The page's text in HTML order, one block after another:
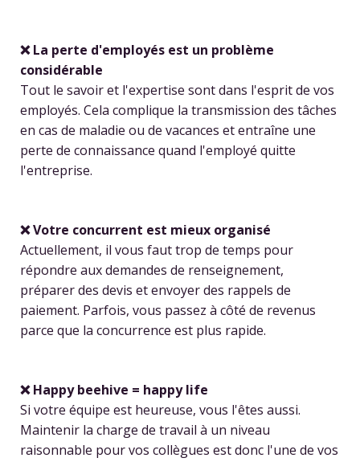
❌ La perte d'employés est un problème
considérable
Tout le savoir et l'expertise sont dans l'esprit de vos
employés. Cela complique la transmission des tâches
en cas de maladie ou de vacances et entraîne une
perte de connaissance quand l'employé quitte
l'entreprise.
❌ Votre concurrent est mieux organisé
Actuellement, il vous faut trop de temps pour
répondre aux demandes de renseignement,
préparer des devis et envoyer des rappels de
paiement. Parfois, vous passez à côté de revenus
parce que la concurrence est plus rapide.
❌Happy beehive = happy life
Si votre équipe est heureuse, vous l'êtes aussi.
Maintenir la charge de travail à un niveau
raisonnable pour vos collègues est donc l'une de vos